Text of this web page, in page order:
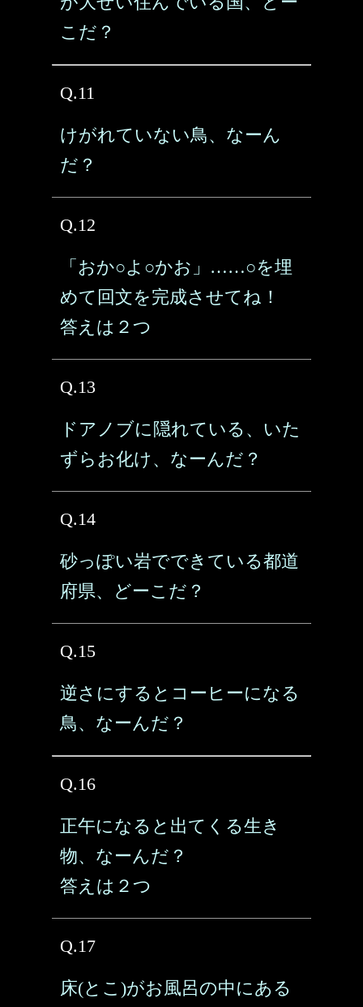
こだ？
Q.11
けがれていない鳥、なーん
だ？
Q.12
「おか○よ○かお」……○を埋
めて回文を完成させてね！
答えは２つ
Q.13
ドアノブに隠れている、いた
ずらお化け、なーんだ？
Q.14
砂っぽい岩でできている都道
府県、どーこだ？
Q.15
逆さにするとコーヒーになる
鳥、なーんだ？
Q.16
正午になると出てくる生き
物、なーんだ？
答えは２つ
Q.17
床(とこ)がお風呂の中にある